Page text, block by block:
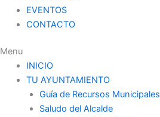
EVENTOS
CONTACTO
Menu
INICIO
TU AYUNTAMIENTO
Guía de Recursos Municipales
Saludo del Alcalde